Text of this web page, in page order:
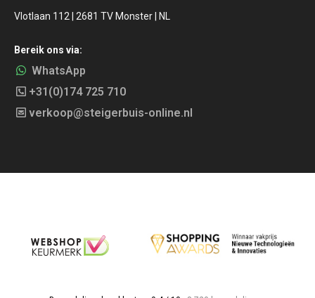
Vlotlaan 112 | 2681 TV Monster | NL
Bereik ons via:
WhatsApp
+31(0)174 725 710
verkoop@steigerbuis-online.nl